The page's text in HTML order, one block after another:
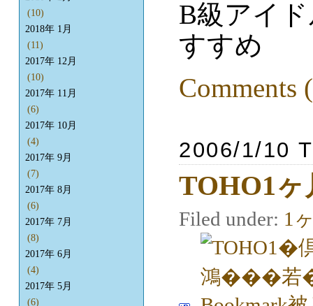
B級アイ
すすめ
Comments
2006/1/10
TOHO1
Filed under: 1
(10)
2018年 1月
(11)
2017年 12月
(10)
2017年 11月
(6)
2017年 10月
(4)
2017年 9月
(7)
2017年 8月
(6)
2017年 7月
(8)
2017年 6月
(4)
2017年 5月
(6)